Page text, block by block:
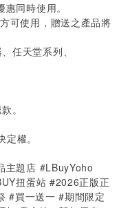
同時使用。
可使用，贈送之產品將
任天堂系列、
。
權。
題店 #LBuyYoho
扭蛋站 #2026正版正
#買一送一 #期間限定